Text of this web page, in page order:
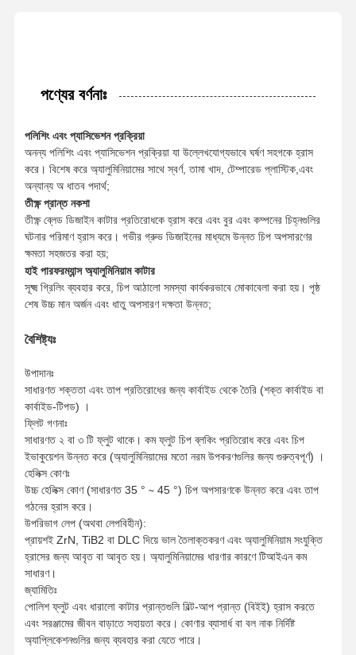
বাড়ি পণ্য আমাদের সম্বন্ধে কারখানা ভ্রমণ
পণ্যের বর্ণনাঃ
পলিশিং এবং প্যাসিভেশন প্রক্রিয়া
অনন্য পলিশিং এবং প্যাসিভেশন প্রক্রিয়া যা উল্লেখযোগ্যভাবে ঘর্ষণ সহগকে হ্রাস
করে। বিশেষ করে অ্যালুমিনিয়ামের সাথে স্বর্ণ, তামা খাদ, টেম্পারেড প্লাস্টিক,এবং
অন্যান্য অ ধাতব পদার্থ;
তীক্ষ্ণ প্রান্ত নকশা
তীক্ষ্ণ ব্লেড ডিজাইন কাটার প্রতিরোধকে হ্রাস করে এবং বুর এবং কম্পনের চিহ্নগুলির
ঘটনার পরিমাণ হ্রাস করে। গভীর গ্রুভ ডিজাইনের মাধ্যমে উন্নত চিপ অপসারণের
ক্ষমতা সহজতর করা হয়;
হাই পারফরম্যান্স অ্যালুমিনিয়াম কাটার
সূক্ষ্ম গ্রিলিং ব্যবহার করে, চিপ আঠালো সমস্যা কার্যকরভাবে মোকাবেলা করা হয়। পৃষ্ঠ
শেষ উচ্চ মান অর্জন এবং ধাতু অপসারণ দক্ষতা উন্নত;
বৈশিষ্ট্যঃ
উপাদানঃ
সাধারণত শক্ততা এবং তাপ প্রতিরোধের জন্য কার্বাইড থেকে তৈরি (শক্ত কার্বাইড বা
কার্বাইড-টিপড) ।
ফ্লিট গণনাঃ
সাধারণত ২ বা ৩ টি ফ্লুট থাকে। কম ফ্লুট চিপ ব্লকিং প্রতিরোধ করে এবং চিপ
ইভাকুয়েশন উন্নত করে (অ্যালুমিনিয়ামের মতো নরম উপকরণগুলির জন্য গুরুত্বপূর্ণ) ।
হেলিক্স কোণঃ
উচ্চ হেলিক্স কোণ (সাধারণত 35 ° ∼ 45 °) চিপ অপসারণকে উন্নত করে এবং তাপ
গঠনের হ্রাস করে।
উপরিভাগ লেপ (অথবা লেপবিহীন):
প্রায়শই ZrN, TiB2 বা DLC দিয়ে ভাল তৈলাক্তকরণ এবং অ্যালুমিনিয়াম সংযুক্তি
হ্রাসের জন্য আবৃত বা আবৃত হয়। অ্যালুমিনিয়ামের ধারণার কারণে টিআইএন কম
সাধারণ।
জ্যামিতিঃ
পোলিশ ফ্লুট এবং ধারালো কাটার প্রান্তগুলি বিল্ট-আপ প্রান্ত (বিইই) হ্রাস করতে
এবং সরঞ্জামের জীবন বাড়াতে সহায়তা করে। কোণার ব্যাসার্ধ বা বল নাক নির্দিষ্ট
অ্যাপ্লিকেশনগুলির জন্য ব্যবহার করা যেতে পারে।